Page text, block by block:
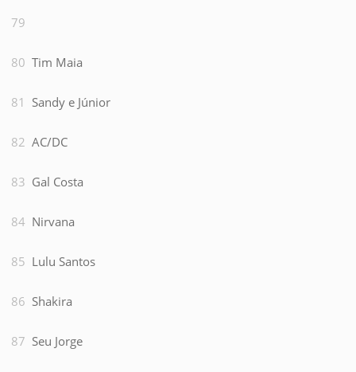
Tim Maia
Sandy e Júnior
AC/DC
Gal Costa
Nirvana
Lulu Santos
Shakira
Seu Jorge